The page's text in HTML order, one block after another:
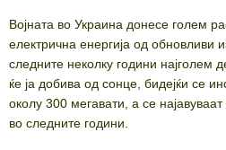
Војната во Украина донесе голем
електрична енергија од обновливи
следните неколку години најголем
ќе ја добива од сонце, бидејќи се
околу 300 мегавати, а се
во следните години.